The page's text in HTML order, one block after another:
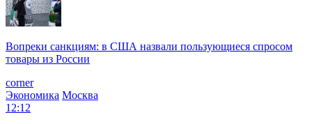
Вопреки санкциям: в США назвали пользующиеся спросом
товары из России
corner
Экономика Москва
12:12